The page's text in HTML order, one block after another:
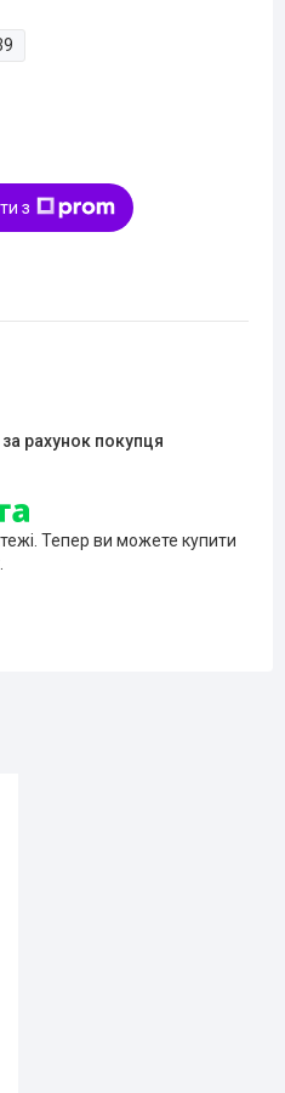
з
за рахунок покупця
Тепер ви можете купити